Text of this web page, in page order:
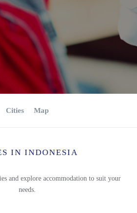
Cities Map
IN INDONESIA
and explore accommodation to suit your
needs.